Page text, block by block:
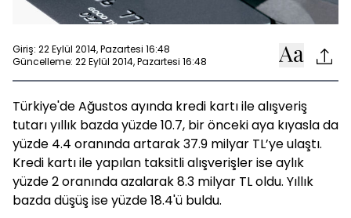
Giriş: 22 Eylül 2014, Pazartesi 16:48
Güncelleme: 22 Eylül 2014, Pazartesi 16:48
Türkiye'de Ağustos ayında kredi kartı ile alışveriş
tutarı yıllık bazda yüzde 10.7, bir önceki aya kıyasla da
yüzde 4.4 oranında artarak 37.9 milyar TL’ye ulaştı.
Kredi kartı ile yapılan taksitli alışverişler ise aylık
yüzde 2 oranında azalarak 8.3 milyar TL oldu. Yıllık
bazda düşüş ise yüzde 18.4'ü buldu.